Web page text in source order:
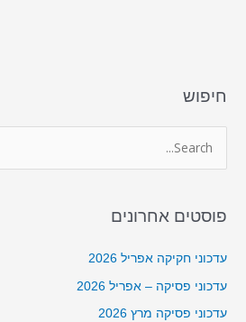
חיפוש
r
פוסטים אחרונים
עדכוני חקיקה אפריל 2026
עדכוני פסיקה – אפריל 2026
עדכוני פסיקה מרץ 2026